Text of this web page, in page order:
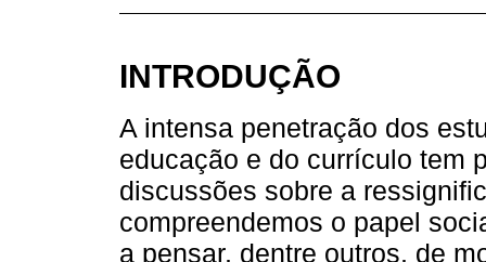
INTRODUÇÃO
A intensa penetração dos
educação e do currículo tem
discussões sobre a
compreendemos o papel
a pensar, dentre outros, de